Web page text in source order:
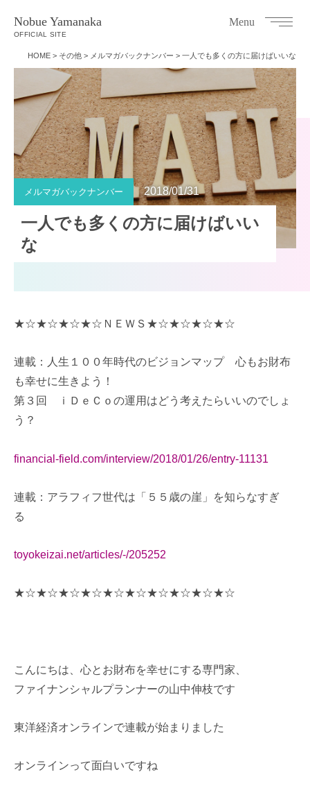
Nobue Yamanaka
OFFICIAL SITE
Menu
HOME > その他 > メルマガバックナンバー > 一人でも多くの方に届けばいいな
メルマガバックナンバー 2018/01/31
一人でも多くの方に届けばいい
な
★☆★☆★☆★☆ＮＥＷＳ★☆★☆★☆★☆
連載：人生１００年時代のビジョンマップ 心もお財布
も幸せに生きよう！
第３回 ｉＤｅＣｏの運用はどう考えたらいいのでしょ
う？
financial-field.com/interview/2018/01/26/entry-11131
連載：アラフィフ世代は「５５歳の崖」を知らなすぎ
る
toyokeizai.net/articles/-/205252
★☆★☆★☆★☆★☆★☆★☆★☆★☆★☆
こんにちは、心とお財布を幸せにする専門家、
ファイナンシャルプランナーの山中伸枝です
東洋経済オンラインで連載が始まりました
オンラインって面白いですね